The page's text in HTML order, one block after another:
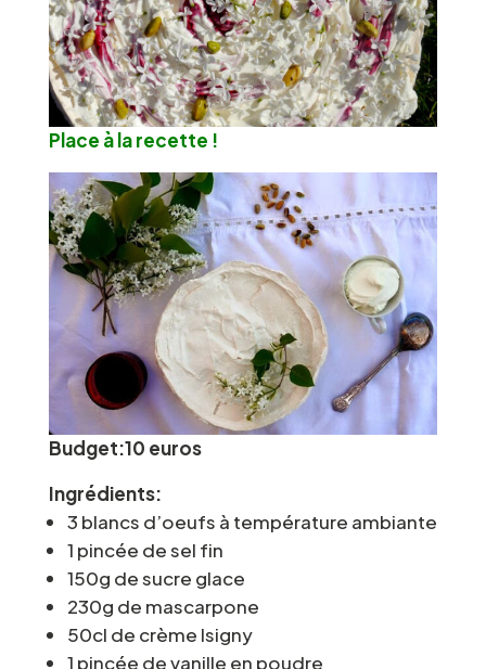
Place à la recette !
Budget:10 euros
Ingrédients:
3 blancs d’oeufs à température ambiante
1 pincée de sel fin
150g de sucre glace
230g de mascarpone
50cl de crème Isigny
1 pincée de vanille en poudre